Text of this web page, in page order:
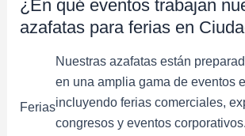
¿En qué eventos trabajan
azafatas para ferias en
Ferias
Nuestras azafatas están
en una amplia gama de eventos
incluyendo ferias comerciales,
congresos y eventos corporativos.